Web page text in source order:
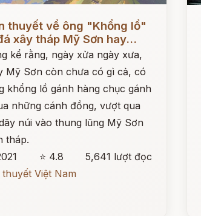
thuyết về ông "Khổng lồ"
xây tháp Mỹ Sơn hay...
kể rằng, ngày xửa ngày xưa,
Mỹ Sơn còn chưa có gì cả, có
khổng lồ gánh hàng chục gánh
những cánh đồng, vượt qua
núi vào thung lũng Mỹ Sơn
tháp.
⭐ 4.8
5,641 lượt đọc
Việt Nam